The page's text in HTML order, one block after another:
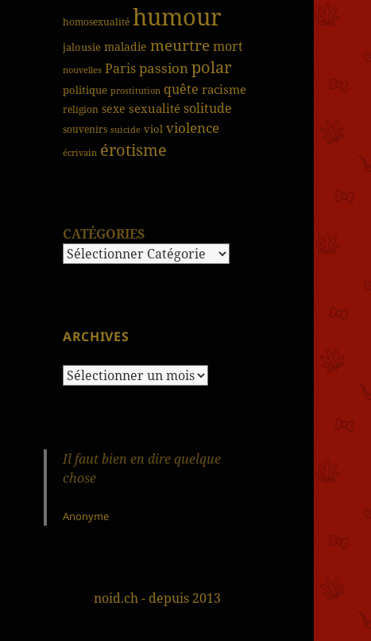
homosexualité humour
jalousie maladie meurtremort
nouvelles Parispassionpolar
politique prostitution quête racisme
religion sexe sexualité solitude
souvenirs suicide viol violence
écrivain érotisme
CATÉGORIES
ARCHIVES
Archives
Il faut bien en dire quelque
chose
Anonyme
noid.ch - depuis 2013